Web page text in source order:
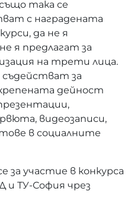
така се
с наградената
да не я
я предлагат за
на трети лица.
съдействат за
дейност
видеозаписи,
в социалните
за участие в конкурса
и ТУ-София чрез